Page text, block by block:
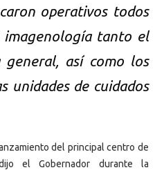
operativos todos
imagenología tanto el
general, así como los
unidades de cuidados
del principal centro de
el Gobernador durante la